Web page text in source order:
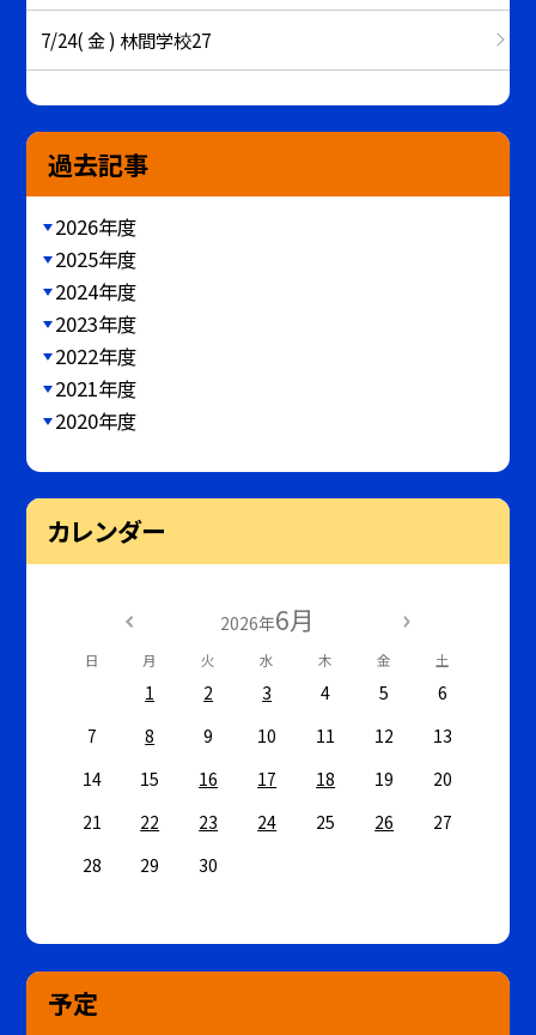
7/24( 金 ) 林間学校27
過去記事
2026年度
2025年度
2024年度
2023年度
2022年度
2021年度
2020年度
カレンダー
2026年6月
日 月 火 水 木 金 土
1 2 3 4 5
6
7
8 9 10 11 12
13
14
15 16 17 18 19
20
21
22 23 24 25 26
27
28
29 30
予定